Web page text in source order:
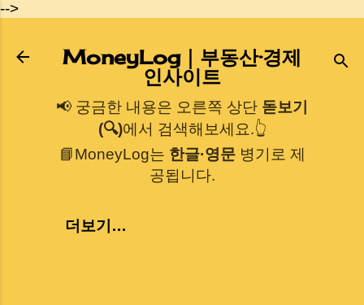
-->
기본 콘텐츠로 건너뛰기
MoneyLog｜부동산·경제
인사이트
📢 궁금한 내용은 오른쪽 상단 돋보기
(🔍)에서 검색해보세요.👆
📘MoneyLog는 한글·영문병기로 제
공됩니다.
더보기…